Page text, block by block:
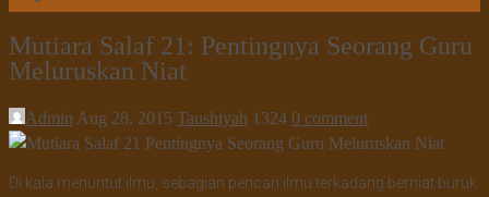
Mutiara Salaf 21: Pentingnya Seorang Guru
Meluruskan Niat
Admin Aug 28, 2015 Taushiyah 1324 0 comment
Di kala menuntut ilmu, sebagian pencari ilmu terkadang berniat buruk